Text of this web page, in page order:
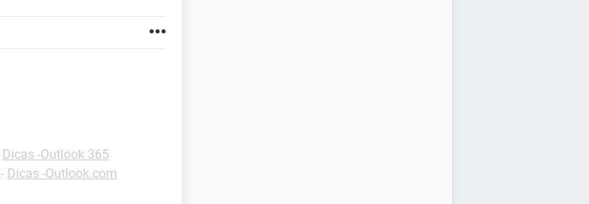
Dicas -Outlook 365
- Dicas -Outlook.com